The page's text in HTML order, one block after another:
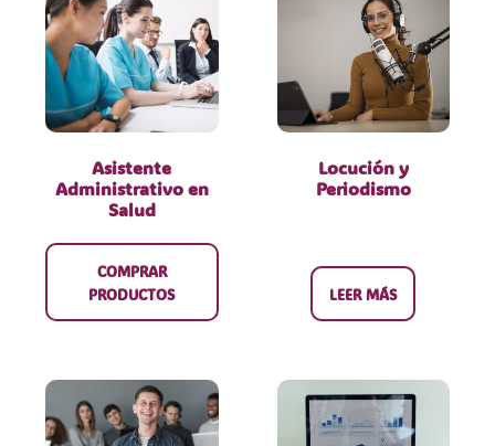
Asistente
Administrativo en
Salud
COMPRAR
PRODUCTOS
Locución y
Periodismo
LEER MÁS